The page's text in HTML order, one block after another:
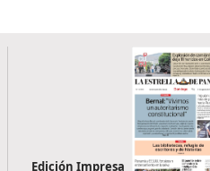
Edición Impresa